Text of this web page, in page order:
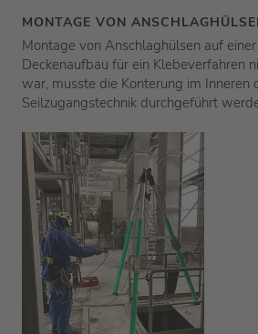
MONTAGE VON
Montage von Anschlaghülsen auf
Deckenaufbau für ein Klebeverfahren
war, musste die Konterung im Inneren
Seilzugangstechnik durchgeführt